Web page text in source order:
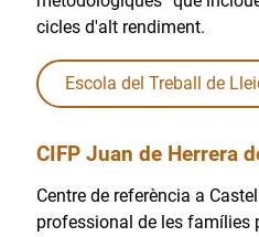
cicles d'alt rendiment.
Escola del Treball de
CIFP Juan de Herrera
Centre de referència a
professional de les famílies